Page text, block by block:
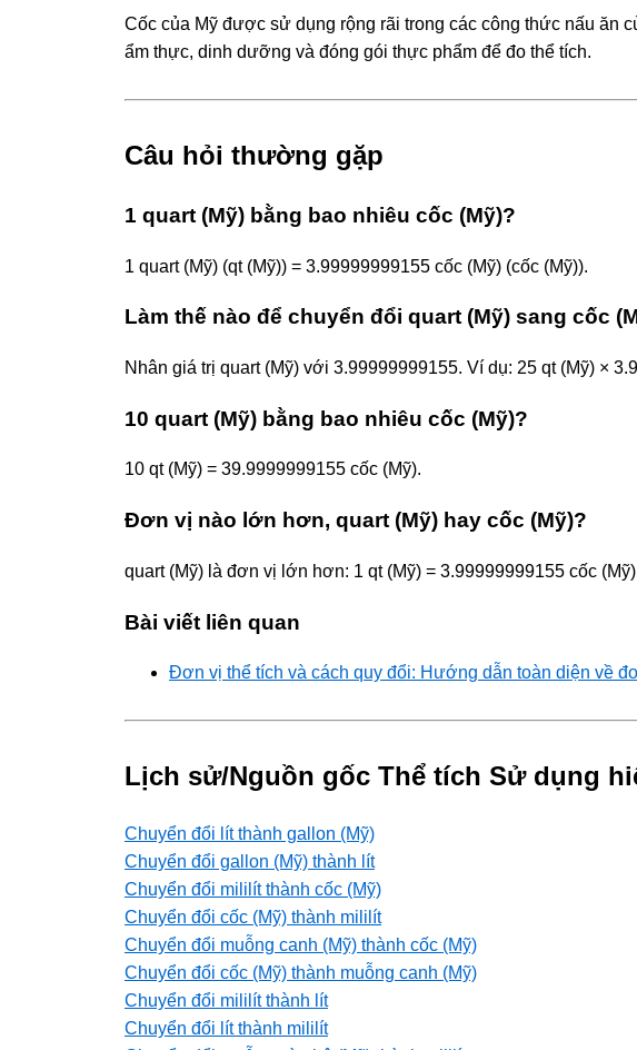
Cốc của Mỹ được sử dụng rộng rãi trong các công thức nấu ăn
ẩm thực, dinh dưỡng và đóng gói thực phẩm để đo thể tích.
Câu hỏi thường gặp
1 quart (Mỹ) bằng bao nhiêu cốc (Mỹ)?
1 quart (Mỹ) (qt (Mỹ)) = 3.99999999155 cốc (Mỹ) (cốc (Mỹ)).
Làm thế nào để chuyển đổi quart (Mỹ) sang cốc
Nhân giá trị quart (Mỹ) với 3.99999999155. Ví dụ: 25 qt (Mỹ) ×
10 quart (Mỹ) bằng bao nhiêu cốc (Mỹ)?
10 qt (Mỹ) = 39.9999999155 cốc (Mỹ).
Đơn vị nào lớn hơn, quart (Mỹ) hay cốc (Mỹ)?
quart (Mỹ) là đơn vị lớn hơn: 1 qt (Mỹ) = 3.99999999155 cốc
Bài viết liên quan
Đơn vị thể tích và cách quy đổi: Hướng dẫn toàn diện về
Lịch sử/Nguồn gốc Thể tích Sử dụng
Chuyển đổi lít thành gallon (Mỹ)
Chuyển đổi gallon (Mỹ) thành lít
Chuyển đổi mililít thành cốc (Mỹ)
Chuyển đổi cốc (Mỹ) thành mililít
Chuyển đổi muỗng canh (Mỹ) thành cốc (Mỹ)
Chuyển đổi cốc (Mỹ) thành muỗng canh (Mỹ)
Chuyển đổi mililít thành lít
Chuyển đổi lít thành mililít